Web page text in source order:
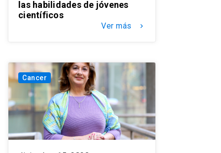
las habilidades de jóvenes
científicos
Ver más keyboard_arrow_right
Cancer